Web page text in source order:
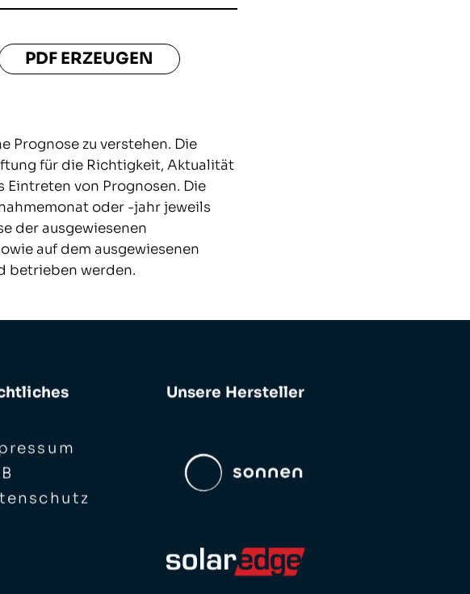
PDF ERZEUGEN
Prognose zu verstehen. Die
für die Richtigkeit, Aktualität
von Prognosen. Die
oder -jahr jeweils
der ausgewiesenen
auf dem ausgewiesenen
betrieben werden.
Unsere Hersteller